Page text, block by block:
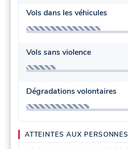
Vols dans les véhicules
Vols sans violence
Dégradations volontaires
ATTEINTES AUX PERSONNES